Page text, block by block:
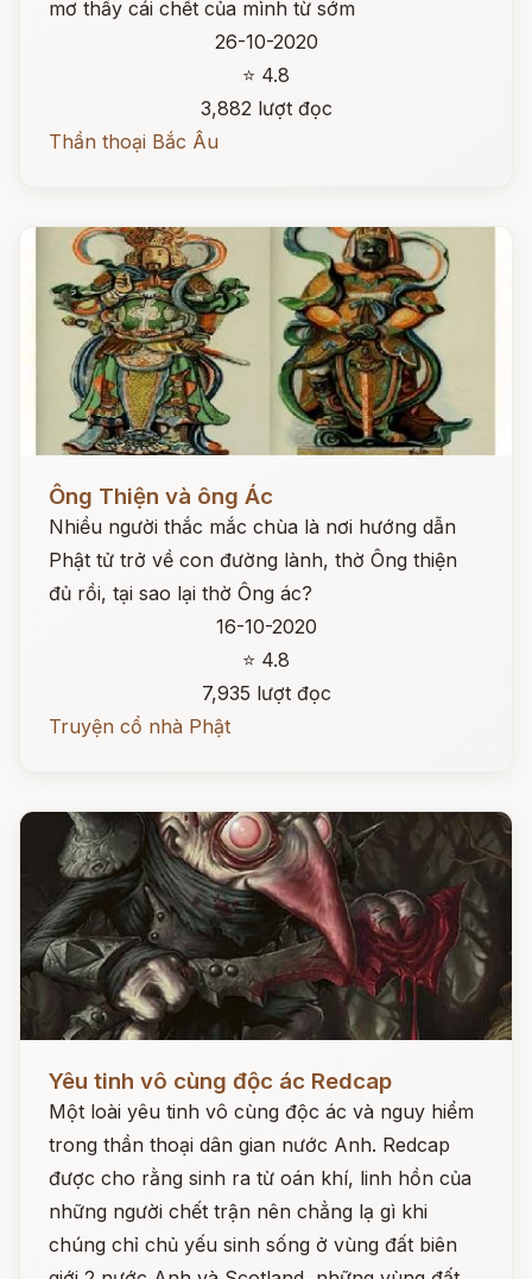
mơ thấy cái chết của mình từ sớm
26-10-2020
⭐ 4.8
3,882 lượt đọc
Thần thoại Bắc Âu
Đọc ngay
Ông Thiện và ông Ác
Nhiều người thắc mắc chùa là nơi hướng dẫn
Phật tử trở về con đường lành, thờ Ông thiện
đủ rồi, tại sao lại thờ Ông ác?
16-10-2020
⭐ 4.8
7,935 lượt đọc
Truyện cổ nhà Phật
Yêu tinh vô cùng độc ác Redcap
Một loài yêu tinh vô cùng độc ác và nguy hiểm
trong thần thoại dân gian nước Anh. Redcap
được cho rằng sinh ra từ oán khí, linh hồn của
những người chết trận nên chẳng lạ gì khi
chúng chỉ chủ yếu sinh sống ở vùng đất biên